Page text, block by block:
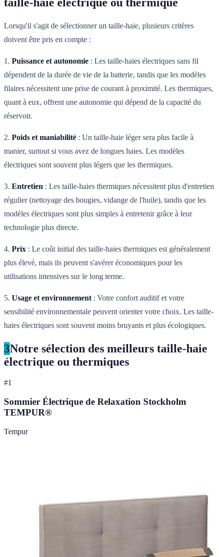
taille-haie électrique ou thermique
Lorsqu'il s'agit de sélectionner un taille-haie, plusieurs critères
doivent être pris en compte :
1. Puissance et autonomie : Les taille-haies électriques sans fil
dépendent de la durée de vie de la batterie, tandis que les modèles
filaires nécessitent une prise de courant à proximité. Les thermiques,
quant à eux, offrent une autonomie qui dépend de la capacité du
réservoir.
2. Poids et maniabilité : Un taille-haie léger sera plus facile à
manier, surtout si vous avez de longues haies. Les modèles
électriques sont souvent plus légers que les thermiques.
3. Entretien : Les taille-haies thermiques nécessitent plus d'entretien
régulier (nettoyage des bougies, vidange de l'huile), tandis que les
modèles électriques sont plus simples à entretenir grâce à leur
technologie plus directe.
4. Prix : Le coût initial des taille-haies thermiques est généralement
plus élevé, mais ils peuvent s'avérer économiques pour les
utilisations intensives sur le long terme.
5. Usage et environnement : Votre confort auditif et votre
sensibilité environnementale peuvent orienter votre choix. Les taille-
haies électriques sont souvent moins bruyants et plus écologiques.
3Notre sélection des meilleurs taille-haie
électrique ou thermiques
#1
Sommier Électrique de Relaxation Stockholm
TEMPUR®
Tempur